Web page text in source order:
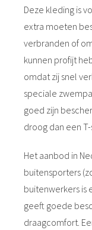
Deze kleding is
extra moeten
verbranden of
kunnen profijt
omdat zij snel
speciale
goed zijn
droog dan een T-
Het aanbod in
buitensporters
buitenwerkers is
geeft goede
draagcomfort.